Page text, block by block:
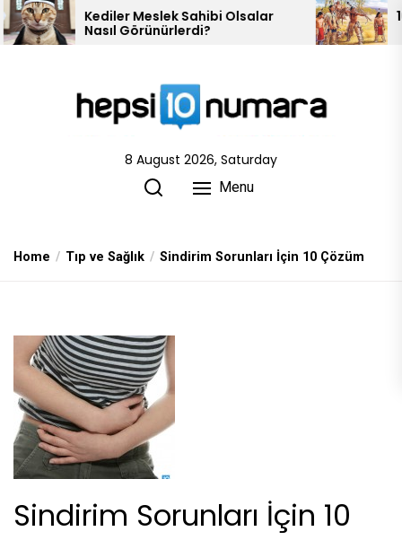
Skip
to
Meslek Sahibi Olsalar
Görünürlerdi?
10 Kızılderili
8 August 2026, Saturday
Menu
Home Tıp ve Sağlık Sindirim Sorunları İçin 10 Çözüm
Sindirim Sorunları İçin 10